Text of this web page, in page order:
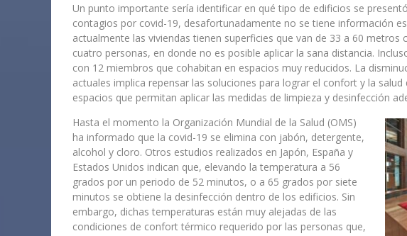
Un punto importante sería identificar en qué tipo de edificios se
contagios por covid-19, desafortunadamente no se tiene información
actualmente las viviendas tienen superficies que van de 33 a 60
cuatro personas, en donde no es posible aplicar la sana distancia.
con 12 miembros que cohabitan en espacios muy reducidos. La
actuales implica repensar las soluciones para lograr el confort y la
espacios que permitan aplicar las medidas de limpieza y desinfección
Hasta el momento la Organización Mundial de la Salud (OMS)
ha informado que la covid-19 se elimina con jabón, detergente,
alcohol y cloro. Otros estudios realizados en Japón, España y
Estados Unidos indican que, elevando la temperatura a 56
grados por un periodo de 52 minutos, o a 65 grados por siete
minutos se obtiene la desinfección dentro de los edificios. Sin
embargo, dichas temperaturas están muy alejadas de las
condiciones de confort térmico requerido por las personas que,